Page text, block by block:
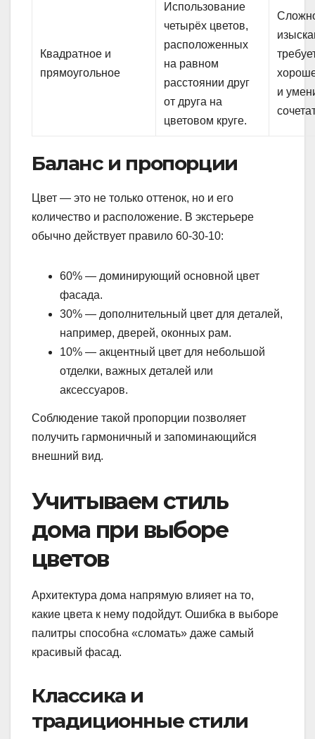
Квадратное и
прямоугольное
Использование
четырёх цветов,
расположенных
на равном
расстоянии друг
от друга на
цветовом круге.
и
Баланс и пропорции
Цвет — это не только оттенок, но и его
количество и расположение. В экстерьере
обычно действует правило 60-30-10:
60% — доминирующий основной цвет
фасада.
30% — дополнительный цвет для деталей,
например, дверей, оконных рам.
10% — акцентный цвет для небольшой
отделки, важных деталей или
аксессуаров.
Соблюдение такой пропорции позволяет
получить гармоничный и запоминающийся
внешний вид.
Учитываем стиль
дома при выборе
цветов
Архитектура дома напрямую влияет на то,
какие цвета к нему подойдут. Ошибка в выборе
палитры способна «сломать» даже самый
красивый фасад.
Классика и
традиционные стили